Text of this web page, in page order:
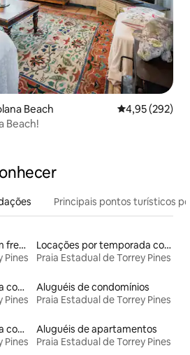
Beach 4,95 de uma
4,95 (292)
Beach!
Principais pontos turísticos
Aluguéis de espaços em frente à praia
Pines
Locações por temporada com piscina
Praia Estadual de Torrey Pines
Aluguéis por temporada com acesso à praia
Pines
Aluguéis de condomínios
Praia Estadual de Torrey Pines
Aluguéis por temporada com banheira de hidromassagem
Pines
Aluguéis de apartamentos
Praia Estadual de Torrey Pines